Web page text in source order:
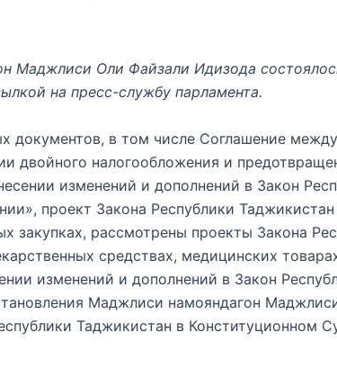
Маджлиси Оли Файзали Идизода
на пресс-службу парламента.
документов, в том числе Соглашение
двойного налогообложения и
изменений и дополнений в Закон
проект Закона Республики
закупках, рассмотрены проекты Закона
средствах, медицинских
изменений и дополнений в Закон
Маджлиси намояндагон
Таджикистан в Конституционном